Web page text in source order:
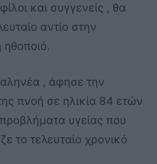
και συγγενείς , θα
αντίο στην
, άφησε την
πνοή σε ηλικία 84 ετών
υγείας που
το τελευταίο χρονικό